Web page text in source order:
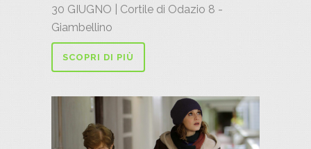
30 GIUGNO | Cortile di Odazio 8 -
Giambellino
SCOPRI DI PIÙ